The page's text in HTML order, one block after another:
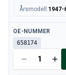
Övrigt Volvo 740/
Volvo 740/760/780
Volvo 700
Volvo 700 Däck/
Volvo 700
Årsmodell :1947-
Tillgänglig
OE-NUMMER
658174